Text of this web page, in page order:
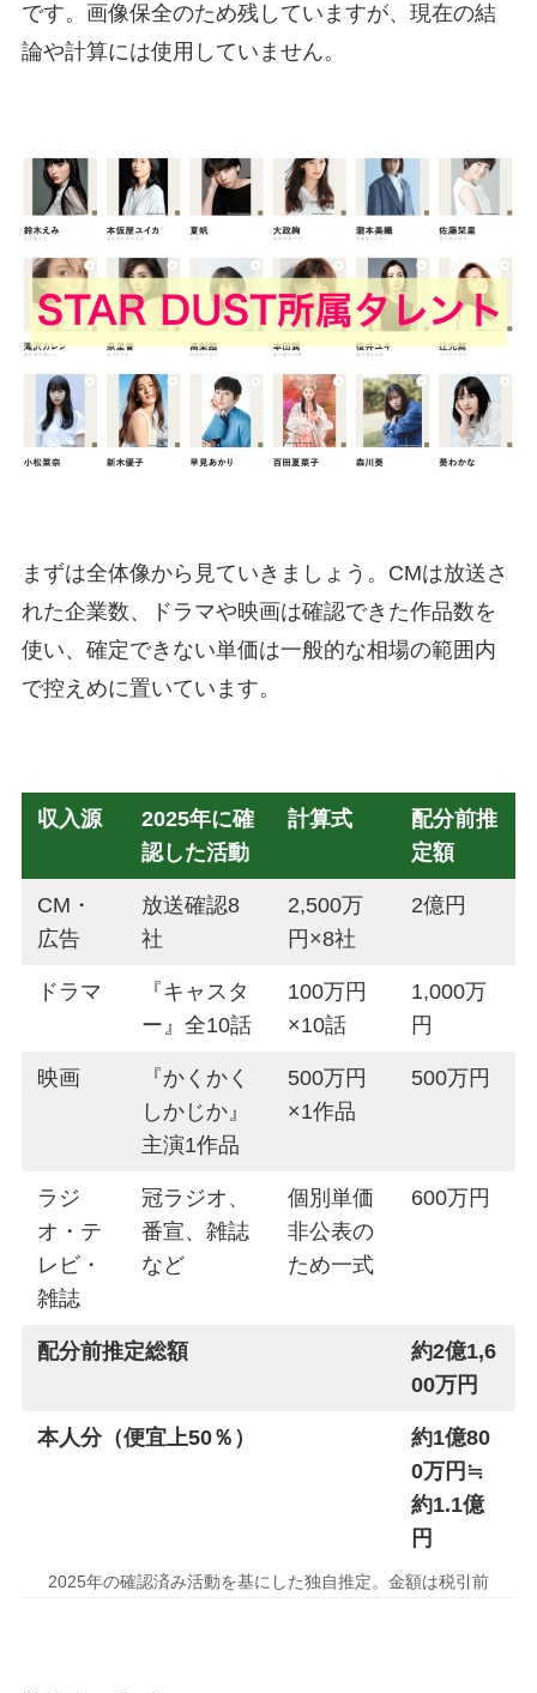
です。画像保全のため残していますが、現在の結
論や計算には使用していません。
まずは全体像から見ていきましょう。CMは放送さ
れた企業数、ドラマや映画は確認できた作品数を
使い、確定できない単価は一般的な相場の範囲内
で控えめに置いています。
収入源
2025年に確
認した活動
計算式
配分前推
定額
CM・
広告
放送確認8
社
2,500万
円×8社
2億円
ドラマ
『キャスタ
ー』全10話
100万円
×10話
1,000万
円
映画
『かくかく
しかじか』
主演1作品
500万円
×1作品
500万円
ラジ
オ・テ
レビ・
雑誌
冠ラジオ、
番宣、雑誌
など
個別単価
非公表の
ため一式
600万円
配分前推定総額
約2億1,6
00万円
本人分（便宜上50％）
約1億80
0万円≒
約1.1億
円
2025年の確認済み活動を基にした独自推定。金額は税引前